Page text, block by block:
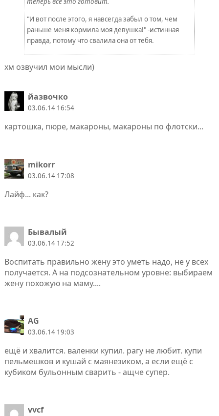
"И вот после этого, я навсегда забыл о том, чем
раньше меня кормила моя девушка!" -истинная
правда, потому что свалила она от тебя.
хм озвучил мои мысли)
йазвочко
03.06.14 16:54
картошка, пюре, макароны, макароны по флотски...
mikorr
03.06.14 17:08
Лайф... как?
Бывалый
03.06.14 17:52
Воспитать правильно жену это уметь надо, не у всех
получается. А на подсознательном уровне: выбираем
жену похожую на маму....
AG
03.06.14 19:03
ещё и хвалится. валенки купил. рагу не любит. купи
пельмешков и кушай с маянезиком, а если ещё с
кубиком бульонным сварить - ащче супер.
vvcf